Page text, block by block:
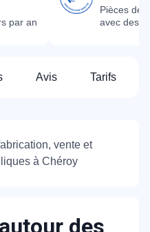
par an
Pièces
avec des
Avis Tarifs
vente et
à Chéroy
des